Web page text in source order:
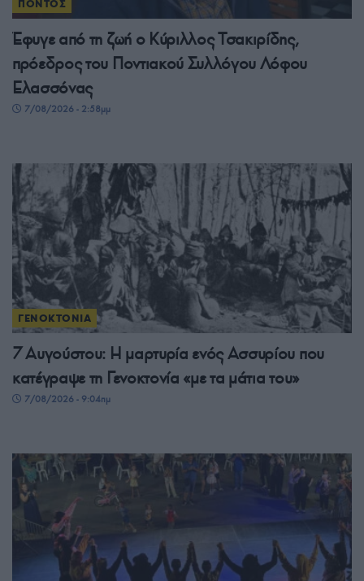
ΠΟΝΤΟΣ
Έφυγε από τη ζωή ο Κύριλλος Τσακιρίδης,
πρόεδρος του Ποντιακού Συλλόγου Λόφου
Ελασσόνας
7/08/2026 - 2:58μμ
ΓΕΝΟΚΤΟΝΙΑ
7 Αυγούστου: Η μαρτυρία ενός Ασσυρίου που
κατέγραψε τη Γενοκτονία «με τα μάτια του»
7/08/2026 - 9:04πμ